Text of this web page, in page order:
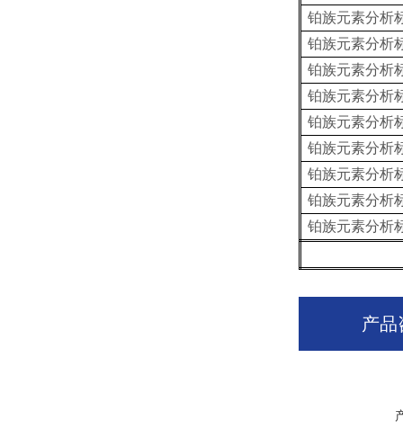
铂族元素分析
铂族元素分析
铂族元素分析
铂族元素分析
铂族元素分析
铂族元素分析
铂族元素分析
铂族元素分析
铂族元素分析
产品